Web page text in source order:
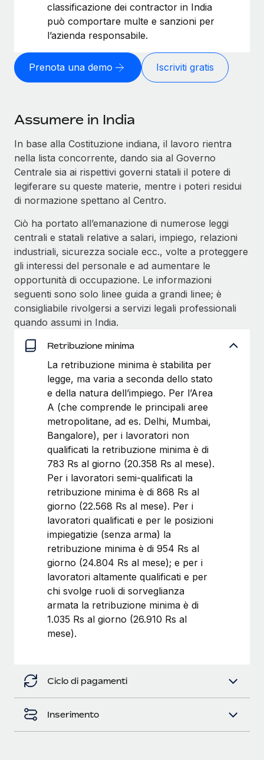
classificazione dei contractor in India
può comportare multe e sanzioni per
l’azienda responsabile.
Prenota una demo Iscriviti gratis
Assumere in India
In base alla Costituzione indiana, il lavoro rientra
nella lista concorrente, dando sia al Governo
Centrale sia ai rispettivi governi statali il potere di
legiferare su queste materie, mentre i poteri residui
di normazione spettano al Centro.
Ciò ha portato all’emanazione di numerose leggi
centrali e statali relative a salari, impiego, relazioni
industriali, sicurezza sociale ecc., volte a proteggere
gli interessi del personale e ad aumentare le
opportunità di occupazione. Le informazioni
seguenti sono solo linee guida a grandi linee; è
consigliabile rivolgersi a servizi legali professionali
quando assumi in India.
Retribuzione minima
La retribuzione minima è stabilita per
legge, ma varia a seconda dello stato
e della natura dell’impiego. Per l’Area
A (che comprende le principali aree
metropolitane, ad es. Delhi, Mumbai,
Bangalore), per i lavoratori non
qualificati la retribuzione minima è di
783 Rs al giorno (20.358 Rs al mese).
Per i lavoratori semi-qualificati la
retribuzione minima è di 868 Rs al
giorno (22.568 Rs al mese). Per i
lavoratori qualificati e per le posizioni
impiegatizie (senza arma) la
retribuzione minima è di 954 Rs al
giorno (24.804 Rs al mese); e per i
lavoratori altamente qualificati e per
chi svolge ruoli di sorveglianza
armata la retribuzione minima è di
1.035 Rs al giorno (26.910 Rs al
mese).
Ciclo di pagamenti
Inserimento